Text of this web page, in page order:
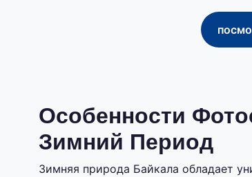
Особенности
Зимний Период
Зимняя природа Байкала обладает